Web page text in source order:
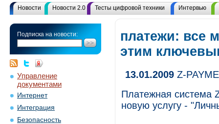
Новости Новости 2.0 Тесты цифровой техники Интервью
Подписка на новости:
Управление
документами
Интернет
Интеграция
Безопасность
платежи: все
этим
13.01.2009 Z-
Платежная система
новую услугу -